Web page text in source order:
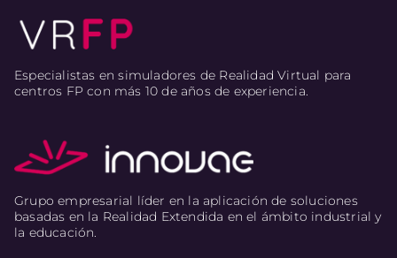
Especialistas en simuladores de Realidad Virtual para
centros FP con más 10 de años de experiencia.
Grupo empresarial líder en la aplicación de soluciones
basadas en la Realidad Extendida en el ámbito industrial y
la educación.